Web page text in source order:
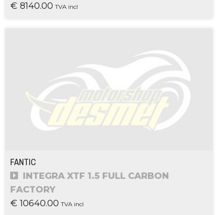
€ 8140.00 TVA incl
FANTIC
INTEGRA XTF 1.5 FULL CARBON
FACTORY
€ 10640.00 TVA incl